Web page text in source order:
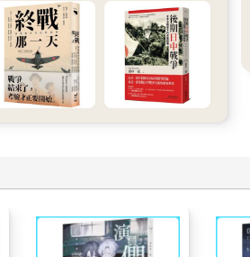
該速速逮捕、遣返。中國政府無視遭
改營忍受多年懲罰的下場。
說，到北韓邊界可能相對容易。偏
中韓邊界有很大部分沿圖們江和鴨綠
在更接近城市的地方，邊界兩邊都有
被發現越界，會馬上被送到囚營。在
民就必須找個地方藏身，恢復力
人護送，帶他們到旅程的下個階段——
在這時登場。這些團體通常是由基督
的北韓邊界安排庇護所網絡。